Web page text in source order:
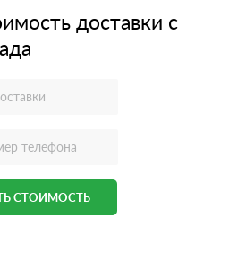
доставки с
СТОИМОСТЬ